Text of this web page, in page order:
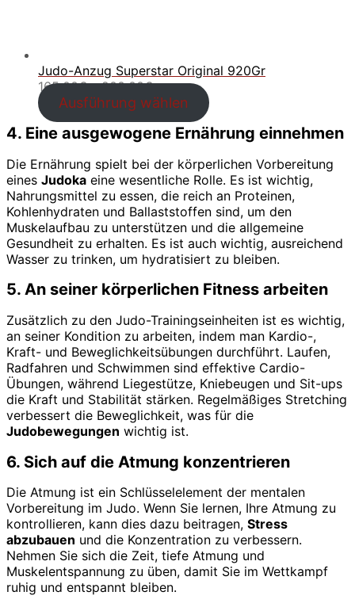
Judo-Anzug Superstar Original 920Gr
165.00€ –200.00€Preisspanne:
165.00€
200.00€
Ausführung wählen
4. Eine ausgewogene Ernährung einnehmen
Die Ernährung spielt bei der körperlichen Vorbereitung
eines Judoka eine wesentliche Rolle. Es ist wichtig,
Nahrungsmittel zu essen, die reich an Proteinen,
Kohlenhydraten und Ballaststoffen sind, um den
Muskelaufbau zu unterstützen und die allgemeine
Gesundheit zu erhalten. Es ist auch wichtig, ausreichend
Wasser zu trinken, um hydratisiert zu bleiben.
5. An seiner körperlichen Fitness arbeiten
Zusätzlich zu den Judo-Trainingseinheiten ist es wichtig,
an seiner Kondition zu arbeiten, indem man Kardio-,
Kraft- und Beweglichkeitsübungen durchführt. Laufen,
Radfahren und Schwimmen sind effektive Cardio-
Übungen, während Liegestütze, Kniebeugen und Sit-ups
die Kraft und Stabilität stärken. Regelmäßiges Stretching
verbessert die Beweglichkeit, was für die
Judobewegungen wichtig ist.
6. Sich auf die Atmung konzentrieren
Die Atmung ist ein Schlüsselelement der mentalen
Vorbereitung im Judo. Wenn Sie lernen, Ihre Atmung zu
kontrollieren, kann dies dazu beitragen, Stress
abzubauen und die Konzentration zu verbessern.
Nehmen Sie sich die Zeit, tiefe Atmung und
Muskelentspannung zu üben, damit Sie im Wettkampf
ruhig und entspannt bleiben.